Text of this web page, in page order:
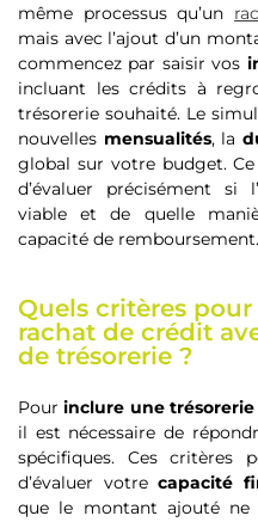
même processus qu’un
mais avec l’ajout d’un
commencez par saisir vos
incluant les crédits à
trésorerie souhaité. Le
nouvelles mensualités, la
global sur votre budget.
d’évaluer précisément si
viable et de quelle
capacité de remboursement.
Quels critères
rachat de crédit
de trésorerie ?
Pourinclure une trésorerie
il est nécessaire de
spécifiques. Ces critères
d’évaluer votrecapacité
que le montant ajouté ne